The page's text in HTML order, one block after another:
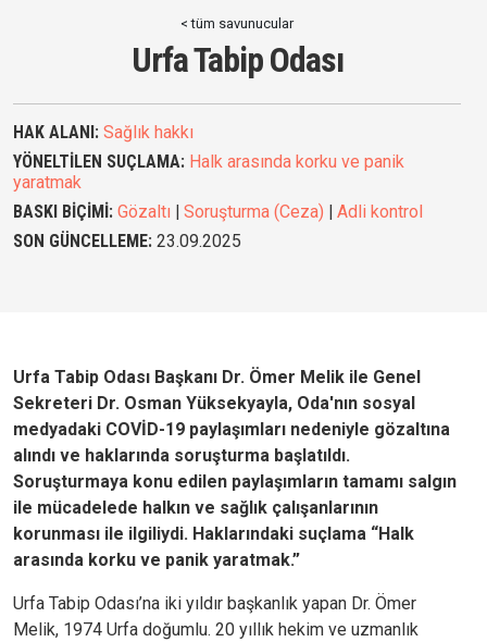
< tüm savunucular
Urfa Tabip Odası
HAK ALANI: Sağlık hakkı
YÖNELTİLEN SUÇLAMA: Halk arasında korku ve panik
yaratmak
BASKI BİÇİMİ: Gözaltı Soruşturma (Ceza)
Adli kontrol
SON GÜNCELLEME: 23.09.2025
Urfa Tabip Odası Başkanı Dr. Ömer Melik ile Genel
Sekreteri Dr. Osman Yüksekyayla, Oda'nın sosyal
medyadaki COVİD-19 paylaşımları nedeniyle gözaltına
alındı ve haklarında soruşturma başlatıldı.
Soruşturmaya konu edilen paylaşımların tamamı salgın
ile mücadelede halkın ve sağlık çalışanlarının
korunması ile ilgiliydi. Haklarındaki suçlama “Halk
arasında korku ve panik yaratmak.”
Urfa Tabip Odası’na iki yıldır başkanlık yapan Dr. Ömer
Melik, 1974 Urfa doğumlu. 20 yıllık hekim ve uzmanlık